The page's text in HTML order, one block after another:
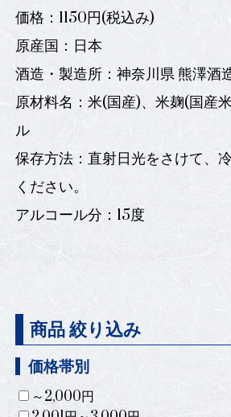
価格：1150円(税込み)
原産国：日本
酒造・製造所：神奈川県 熊澤酒
原材料名：米(国産)、米麹(国産
ル
保存方法：直射日光をさけて、
ください。
アルコール分：15度
商品 絞り込み
価格帯別
～2,000円